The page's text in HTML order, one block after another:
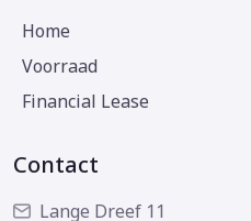
Home
Voorraad
Financial Lease
Contact
Lange Dreef 11